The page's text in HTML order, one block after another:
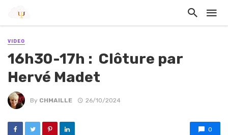
VIDEO
16h30-17h : ️ Clôture par
Hervé Madet
By CHMAILLE 26/10/2024
0